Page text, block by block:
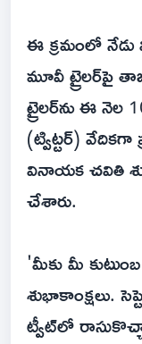
ఈ క్ర‌మంలో
మూవీ ట్రైల‌ర్‌పై
ట్రైల‌ర్‌ను ఈ నెల
(ట్విట్ట‌ర్‌)
వినాయ‌క చ‌వితి
చేశారు.
'మీకు మీ
శుభాకాంక్షలు.
ట్వీట్‌లో